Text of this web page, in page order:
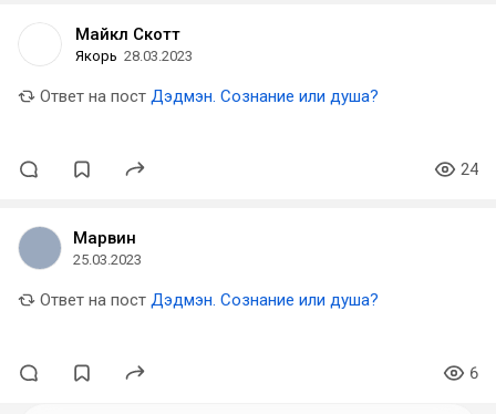
Майкл Скотт
Якорь 28.03.2023
Ответ на пост Дэдмэн. Сознание или душа?
24
Марвин
25.03.2023
Ответ на пост Дэдмэн. Сознание или душа?
6